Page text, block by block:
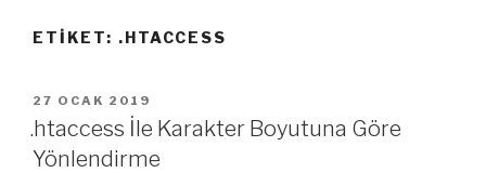
ETIKET: .HTACCESS
YAYIM
TARIHI
27 OCAK 2019
.htaccess İle Karakter Boyutuna Göre
Yönlendirme